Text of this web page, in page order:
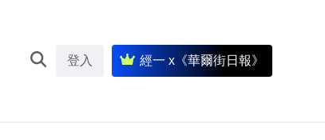
登入 經一 x《華爾街日報》